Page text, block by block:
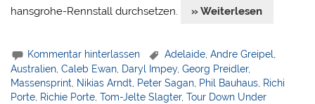
hansgrohe-Rennstall durchsetzen. » Weiterlesen
Kommentar hinterlassen Adelaide ,Andre Greipel
Australien,Caleb Ewan, Daryl Impey,Georg Preidler,
Massensprint, Nikias Arndt, Peter Sagan, Phil Bauhaus, Richi
Porte, Richie Porte,Tom-Jelte Slagter,Tour Down Under